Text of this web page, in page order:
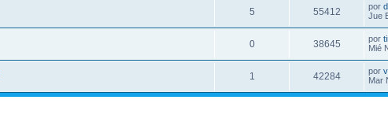
5 55412 por
Jue
0 38645 por
Mié
1 42284 por
Mar